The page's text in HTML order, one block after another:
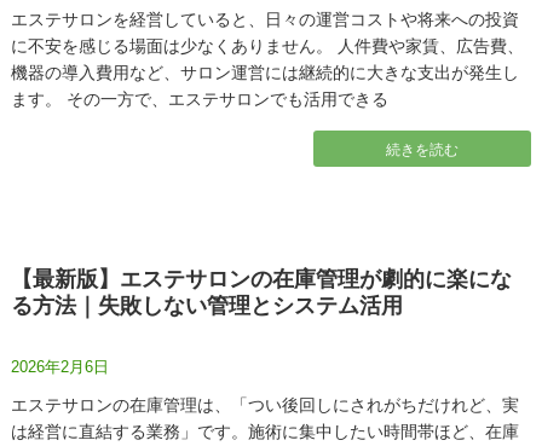
エステサロンを経営していると、日々の運営コストや将来への投資
に不安を感じる場面は少なくありません。 人件費や家賃、広告費、
機器の導入費用など、サロン運営には継続的に大きな支出が発生し
ます。 その一方で、エステサロンでも活用できる
続きを読む
【最新版】エステサロンの在庫管理が劇的に楽にな
る方法｜失敗しない管理とシステム活用
2026年2月6日
エステサロンの在庫管理は、「つい後回しにされがちだけれど、実
は経営に直結する業務」です。施術に集中したい時間帯ほど、在庫